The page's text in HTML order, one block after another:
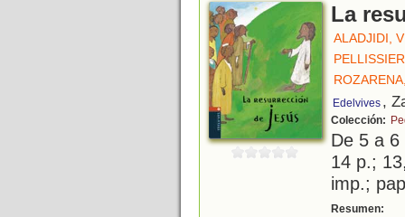
La
ALADJIDI,
Edelvives ,
Colección:
De 5 a
14 p.;
imp.;
Resumen: